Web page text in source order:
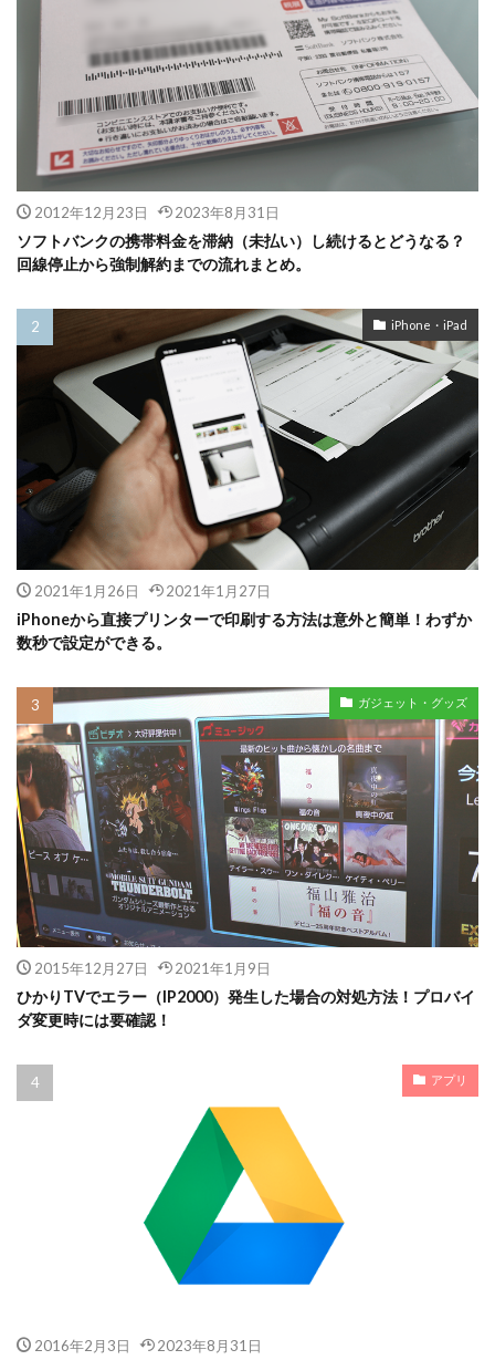
2012年12月23日 2023年8月31日
ソフトバンクの携帯料金を滞納（未払い）し続けるとどうなる？
回線停止から強制解約までの流れまとめ。
iPhone・iPad
2021年1月26日 2021年1月27日
iPhoneから直接プリンターで印刷する方法は意外と簡単！わずか
数秒で設定ができる。
ガジェット・グッズ
2015年12月27日 2021年1月9日
ひかりTVでエラー（IP2000）発生した場合の対処方法！プロバイ
ダ変更時には要確認！
アプリ
2016年2月3日 2023年8月31日